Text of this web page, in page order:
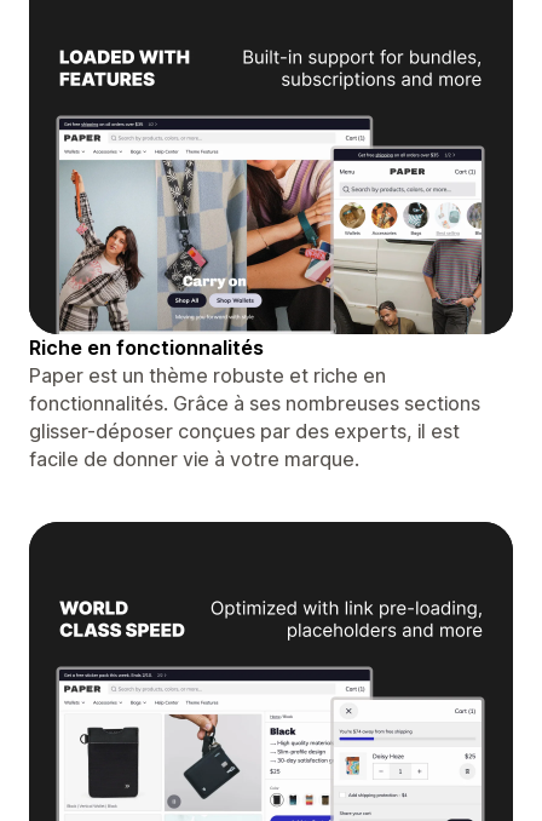
Riche en fonctionnalités
Paper est un thème robuste et riche en
fonctionnalités. Grâce à ses nombreuses sections
glisser-déposer conçues par des experts, il est
facile de donner vie à votre marque.